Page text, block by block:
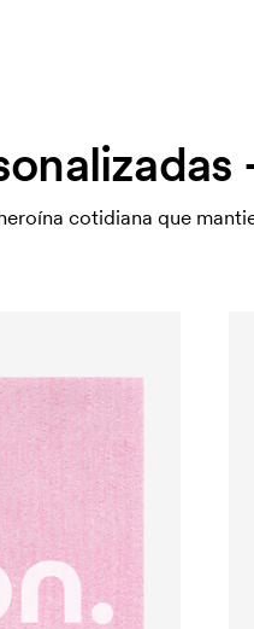
cotidiana que